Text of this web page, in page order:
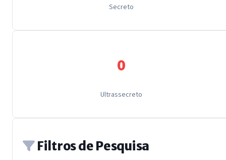
Secreto
0
Ultrassecreto
Filtros de Pesquisa